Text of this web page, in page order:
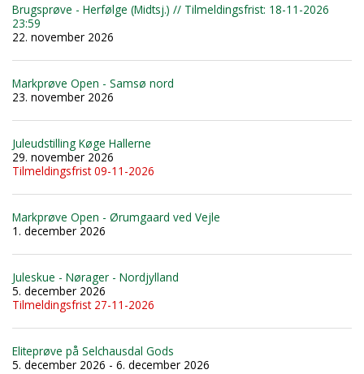
Brugsprøve - Herfølge (Midtsj.) // Tilmeldingsfrist: 18-11-2026
23:59
22. november 2026
Markprøve Open - Samsø nord
23. november 2026
Juleudstilling Køge Hallerne
29. november 2026
Tilmeldingsfrist 09-11-2026
Markprøve Open - Ørumgaard ved Vejle
1. december 2026
Juleskue - Nørager - Nordjylland
5. december 2026
Tilmeldingsfrist 27-11-2026
Eliteprøve på Selchausdal Gods
5. december 2026 - 6. december 2026